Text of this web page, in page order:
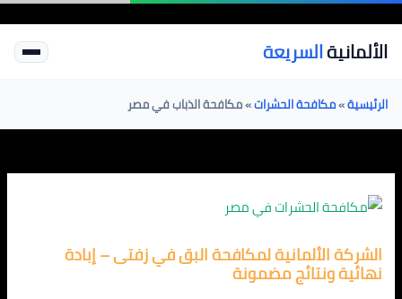
تخطي
المحتوى
الألمانيةالسريعة
الرئيسية»مكافحة الحشرات»مكافحة الذباب في مصر
الشركة الألمانية لمكافحة البق في زفتى – إبادة
نهائية ونتائج مضمونة